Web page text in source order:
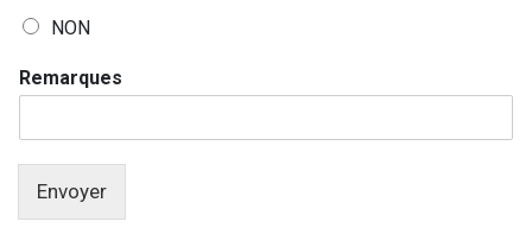
e
1
NON
Remarques
Envoyer